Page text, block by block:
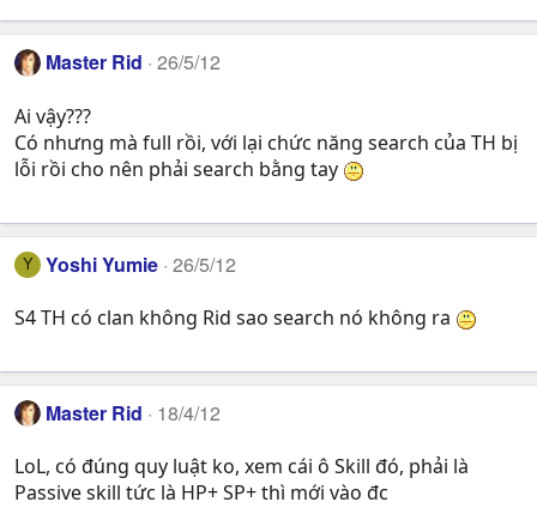
Master Rid 26/5/12
Ai vậy???
Có nhưng mà full rồi, với lại chức năng search của TH bị
lỗi rồi cho nên phải search bằng tay
Y Yoshi Yumie 26/5/12
S4 TH có clan không Rid sao search nó không ra
Master Rid 18/4/12
LoL, có đúng quy luật ko, xem cái ô Skill đó, phải là
Passive skill tức là HP+ SP+ thì mới vào đc